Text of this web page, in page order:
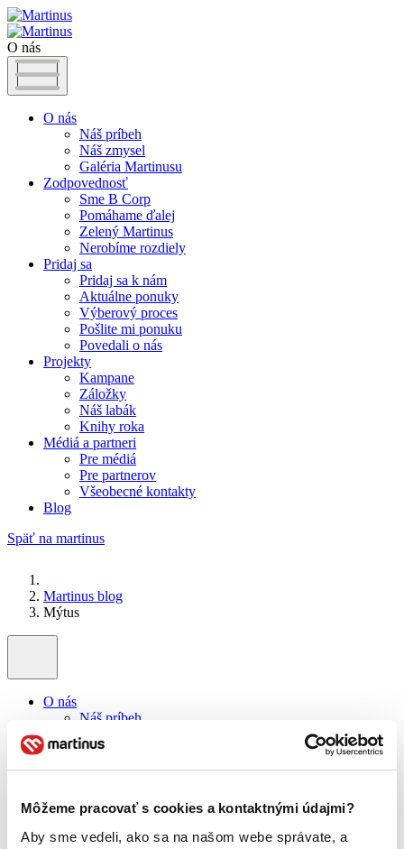
Môžeme pracovať s cookies a kontaktnými údajmi?
Aby sme vedeli, ako sa na našom webe správate, a
O nás
O nás
Náš príbeh
Náš zmysel
Galéria Martinusu
Zodpovednosť
Sme B Corp
Pomáhame ďalej
Zelený Martinus
Nerobíme rozdiely
Pridaj sa
Pridaj sa k nám
Aktuálne ponuky
Výberový proces
Pošlite mi ponuku
Povedali o nás
Projekty
Kampane
Záložky
Náš labák
Knihy roka
Médiá a partneri
Pre médiá
Pre partnerov
Všeobecné kontakty
Blog
Späť na martinus
Martinus blog
Mýtus
O nás
Náš príbeh
Náš zmysel
Galéria Martinusu
Zodpovednosť
Pomáhame ďalej
Zelený Martinus
Nerobíme rozdiely